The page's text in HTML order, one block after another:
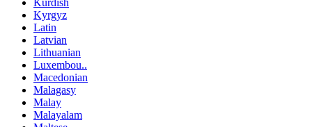
Kurdish
Kyrgyz
Latin
Latvian
Lithuanian
Luxembou..
Macedonian
Malagasy
Malay
Malayalam